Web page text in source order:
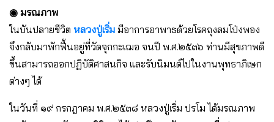
◉ มรณภาพ
ในบันปลายชีวิต หลวงปู่เริ่ม มีอาการอาพาธด้วยโรคถุงลมโป่งพอง
จึงกลับมาพักฟื้นอยู่ที่วัดจุกกะเฌอ จนปี พ.ศ.๒๕๓๖ ท่านมีสุขภาพดี
ขึ้นสามารถออกปฏิบัติศาสนกิจ และรับนิมนต์ไปในงานพุทธาภิเษก
ต่างๆ ได้
ในวันที่ ๑๙ กรกฎาคม พ.ศ.๒๕๓๘ หลวงปู่เริ่ม ปรโม ได้มรณภาพ